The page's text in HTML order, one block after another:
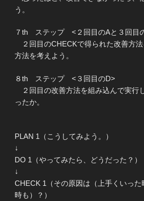
う。
７th ステップ <２回目のAと３回目
２回目のCHECKで得られた改善方
方法を考えよう。
８th ステップ <３回目のD>
２回目の改善方法を組み込んで実行
ったか。
PLAN 1（こうしてみよう。）
↓
DO 1（やってみたら、どうだった？）
↓
CHECK 1（その原因は（上手くいった
時も）？）